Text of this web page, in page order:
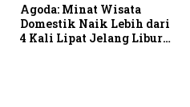
Agoda: Minat Wisata
Domestik Naik Lebih dari
4 Kali Lipat Jelang Libur